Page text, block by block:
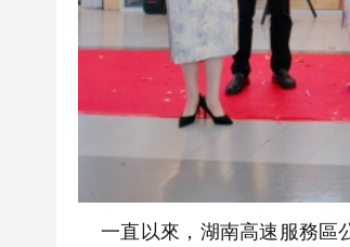
一直以來，湖南高速服務區